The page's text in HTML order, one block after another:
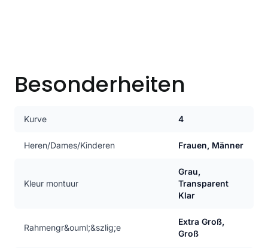
Besonderheiten
Kurve 4
Heren/Dames/Kinderen Frauen, Männer
Kleur montuur
Grau,
Transparent
Klar
Rahmengr&ouml;&szlig;e
Extra Groß,
Groß